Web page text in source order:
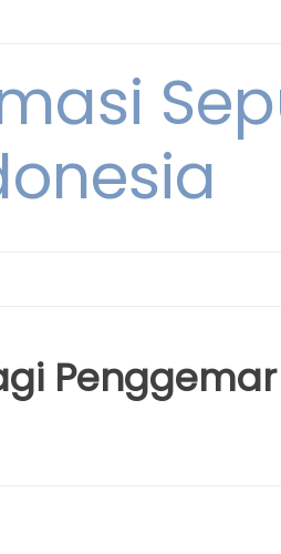
Penggemar